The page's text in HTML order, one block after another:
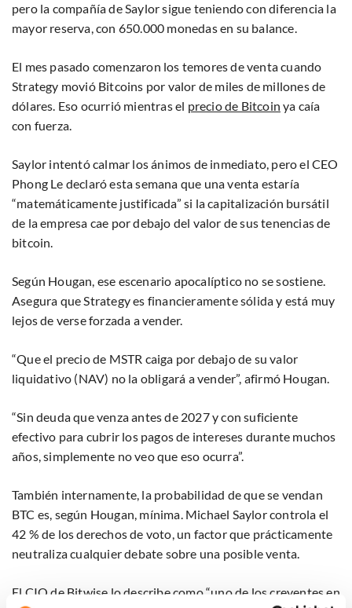
pero la compañía de Saylor sigue teniendo con diferencia la
mayor reserva, con 650.000 monedas en su balance.
El mes pasado comenzaron los temores de venta cuando
Strategy movió Bitcoins por valor de miles de millones de
dólares. Eso ocurrió mientras el precio de Bitcoin ya caía
con fuerza.
Saylor intentó calmar los ánimos de inmediato, pero el CEO
Phong Le declaró esta semana que una venta estaría
“matemáticamente justificada” si la capitalización bursátil
de la empresa cae por debajo del valor de sus tenencias de
bitcoin.
Según Hougan, ese escenario apocalíptico no se sostiene.
Asegura que Strategy es financieramente sólida y está muy
lejos de verse forzada a vender.
“Que el precio de MSTR caiga por debajo de su valor
liquidativo (NAV) no la obligará a vender”, afirmó Hougan.
“Sin deuda que venza antes de 2027 y con suficiente
efectivo para cubrir los pagos de intereses durante muchos
años, simplemente no veo que eso ocurra”.
También internamente, la probabilidad de que se vendan
BTC es, según Hougan, mínima. Michael Saylor controla el
42 % de los derechos de voto, un factor que prácticamente
neutraliza cualquier debate sobre una posible venta.
El CIO de Bitwise lo describe como “uno de los creyentes en